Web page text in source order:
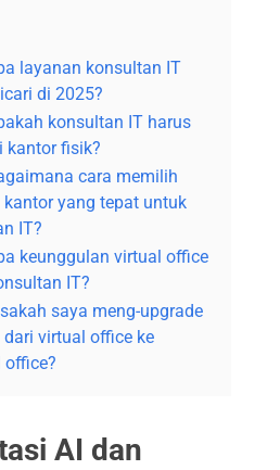
layanan konsultan IT
di 2025?
konsultan IT harus
kantor fisik?
cara memilih
kantor yang tepat untuk
IT?
keunggulan virtual office
IT?
saya meng-upgrade
dari virtual office ke
office?
AI dan